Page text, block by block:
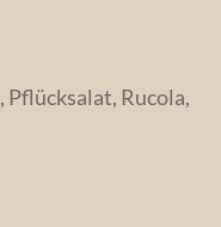
Pflücksalat, Rucola,